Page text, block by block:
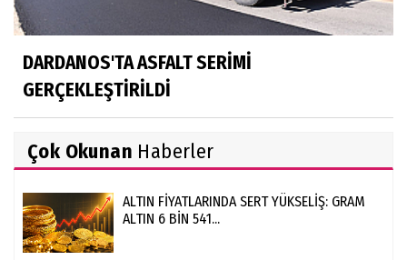
DARDANOS'TA ASFALT SERİMİ
GERÇEKLEŞTİRİLDİ
Çok Okunan Haberler
ALTIN FİYATLARINDA SERT YÜKSELİŞ: GRAM
ALTIN 6 BİN 541...